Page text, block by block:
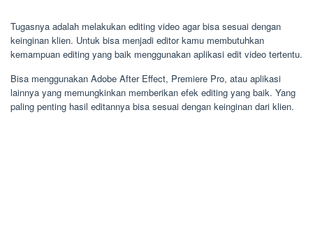
Tugasnya adalah melakukan editing video agar bisa sesuai dengan
keinginan klien. Untuk bisa menjadi editor kamu membutuhkan
kemampuan editing yang baik menggunakan aplikasi edit video tertentu.
Bisa menggunakan Adobe After Effect, Premiere Pro, atau aplikasi
lainnya yang memungkinkan memberikan efek editing yang baik. Yang
paling penting hasil editannya bisa sesuai dengan keinginan dari klien.